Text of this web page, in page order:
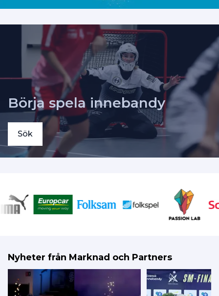
Börja spela innebandy
Sök
Nyheter från Marknad och Partners